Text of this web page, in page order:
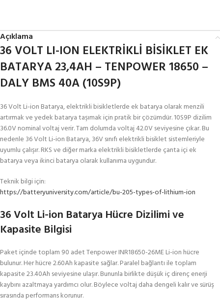
Açıklama
36 VOLT LI-ION ELEKTRİKLİ BİSİKLET EK
BATARYA 23,4AH – TENPOWER 18650 –
DALY BMS 40A (10S9P)
36 Volt Li-ion Batarya, elektrikli bisikletlerde ek batarya olarak menzili
artırmak ve yedek batarya taşımak için pratik bir çözümdür. 10S9P dizilim
36.0V nominal voltaj verir. Tam dolumda voltaj 42.0V seviyesine çıkar. Bu
nedenle 36 Volt Li-ion Batarya, 36V sınıfı elektrikli bisiklet sistemleriyle
uyumlu çalışır. RKS ve diğer marka elektrikli bisikletlerde çanta içi ek
batarya veya ikinci batarya olarak kullanıma uygundur.
Teknik bilgi için:
https://batteryuniversity.com/article/bu-205-types-of-lithium-ion
36 Volt Li-ion Batarya Hücre Dizilimi ve
Kapasite Bilgisi
Paket içinde toplam 90 adet Tenpower INR18650-26ME Li-ion hücre
bulunur. Her hücre 2.60Ah kapasite sağlar. Paralel bağlantı ile toplam
kapasite 23.40Ah seviyesine ulaşır. Bununla birlikte düşük iç direnç enerji
kaybını azaltmaya yardımcı olur. Böylece voltaj daha dengeli kalır ve sürüş
sırasında performans korunur.